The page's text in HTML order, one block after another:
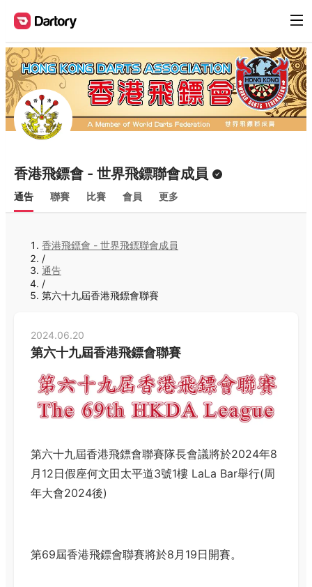
香港飛鏢會 - 世界飛鏢聯會成員
通告 聯賽 比賽 會員 更多
香港飛鏢會 - 世界飛鏢聯會成員
/
通告
/
第六十九屆香港飛鏢會聯賽
2024.06.20
第六十九屆香港飛鏢會聯賽
第六十九屆香港飛鏢會聯賽隊長會議將於2024年8
月12日假座何文田太平道3號1樓 LaLa Bar舉行(周
年大會2024後)
第69屆香港飛鏢會聯賽將於8月19日開賽。